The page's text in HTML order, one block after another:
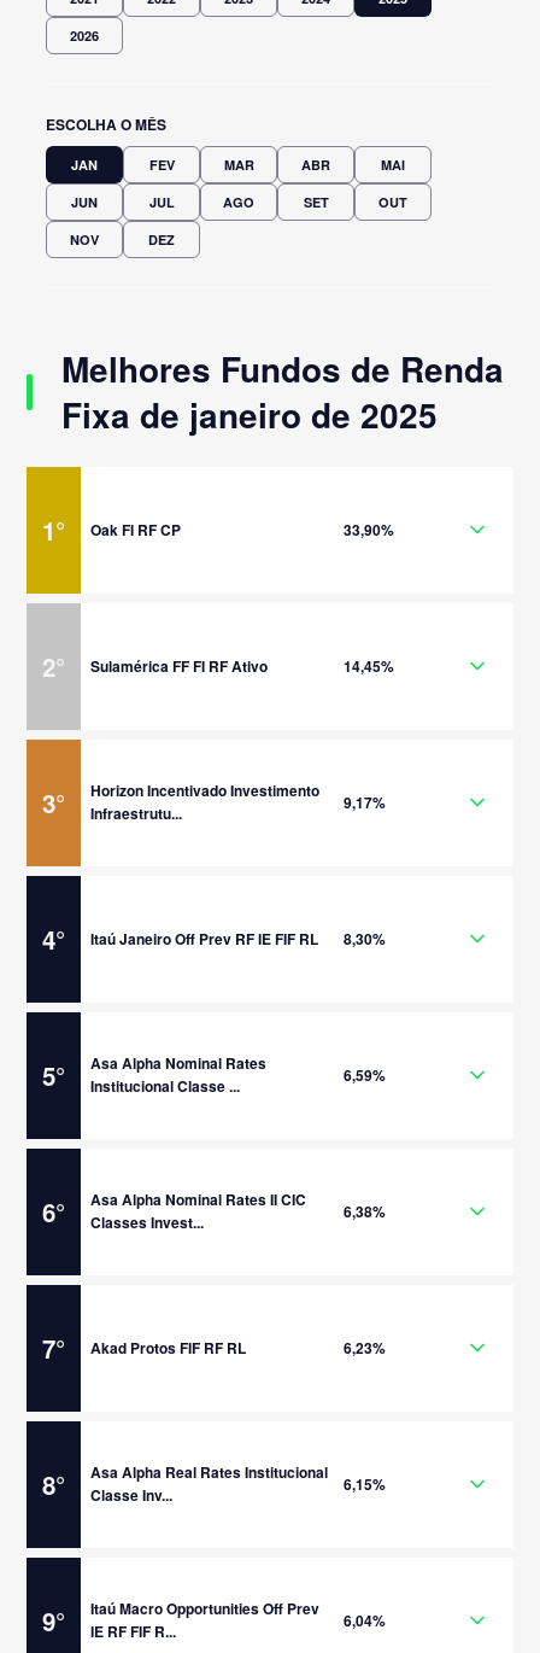
2026
ESCOLHA O MÊS
JAN FEV MAR ABR MAI
JUN JUL AGO SET OUT
NOV DEZ
Melhores Fundos de Renda
Fixa de janeiro de 2025
1° Oak FI RF CP 33,90%
2° Sulamérica FF FI RF Ativo 14,45%
3°
Horizon Incentivado Investimento
Infraestrutu...
9,17%
4° Itaú Janeiro Off Prev RF IE FIF RL 8,30%
5°
Asa Alpha Nominal Rates
Institucional Classe ...
6,59%
6°
Asa Alpha Nominal Rates II CIC
Classes Invest...
6,38%
7° Akad Protos FIF RF RL 6,23%
8°
Asa Alpha Real Rates Institucional
Classe Inv...
6,15%
9°
Itaú Macro Opportunities Off Prev
IE RF FIF R...
6,04%